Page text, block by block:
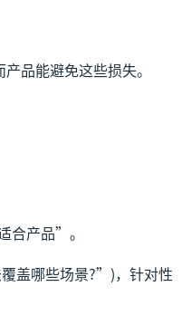
品能避免这些损失。
合产品”。
盖哪些场景?”)，针对性